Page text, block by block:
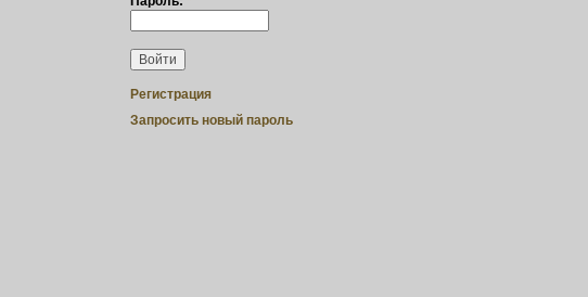
Регистрация
Запросить новый пароль